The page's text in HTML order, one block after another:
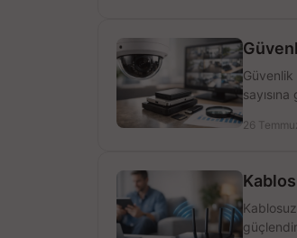
Güvenlik
26